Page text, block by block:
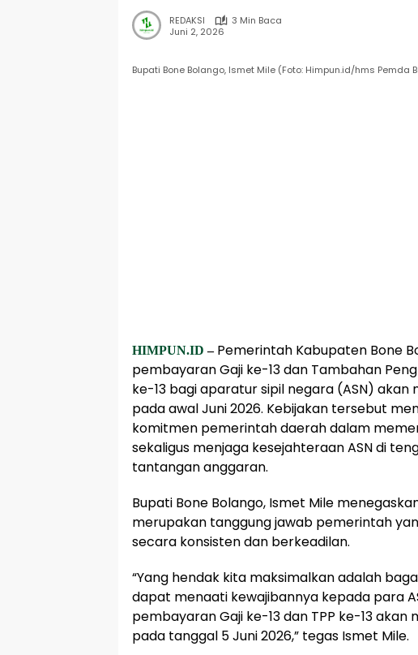
REDAKSI
3 Min Baca
Juni 2, 2026
Bupati Bone Bolango, Ismet Mile (Foto: Himpun.id/hms Pemda
HIMPUN.ID –Pemerintah Kabupaten Bone
pembayaran Gaji ke-13 dan Tambahan
ke-13 bagi aparatur sipil negara (ASN) akan
pada awal Juni 2026. Kebijakan tersebut
komitmen pemerintah daerah dalam
sekaligus menjaga kesejahteraan ASN di
tantangan anggaran.
Bupati Bone Bolango, Ismet Mile
merupakan tanggung jawab pemerintah
secara konsisten dan berkeadilan.
“Yang hendak kita maksimalkan adalah
dapat menaati kewajibannya kepada para
pembayaran Gaji ke-13 dan TPP ke-13 akan
pada tanggal 5 Juni 2026,” tegas Ismet Mile.